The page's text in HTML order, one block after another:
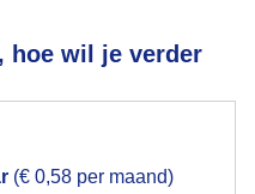
hoe wil je verder
(€ 0,58 per maand)
voor het